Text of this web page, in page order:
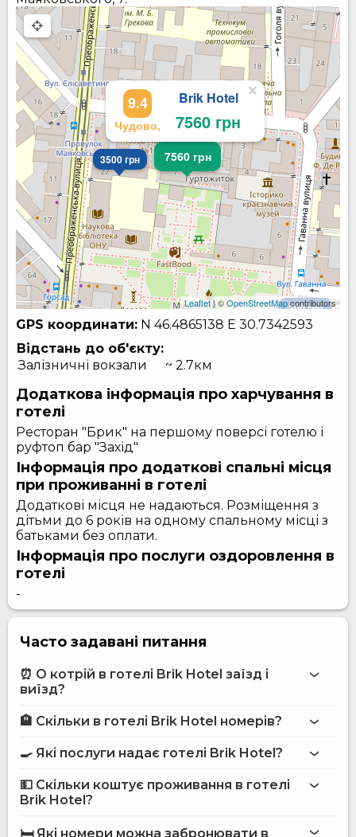
300 грн
3500 грн
4200 грн
7560 грн
Чудово,
9.4 Brik Hotel
7560 грн
×
Leaflet| ©OpenStreetMapcontributors
GPS координати: N 46.4865138 E 30.7342593
Відстань до об'єкту:
Залізничні вокзали
~ 2.7км
Додаткова інформація про харчування в
готелі
Ресторан "Брик" на першому поверсі готелю і
руфтоп бар "Захід"
Інформація про додаткові спальні місця
при проживанні в готелі
Додаткові місця не надаються. Розміщення з
дітьми до 6 років на одному спальному місці з
батьками без оплати.
Інформація про послуги оздоровлення в
готелі
-
Часто задавані питання
⏰ О котрій в готелі Brik Hotel заїзд і
виїзд?
🏨 Скільки в готелі Brik Hotel номерів?
🍳 Які послуги надає готелі Brik Hotel?
Бар
Автостоянка
💵 Скільки коштує проживання в готелі
Brik Hotel?
🛏️ Які номери можна забронювати в